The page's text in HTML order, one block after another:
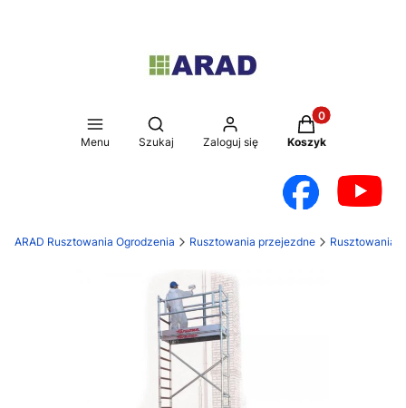
Menu
Otwórz wyszukiwarkę
Szukaj Zaloguj się
Produkty w
Koszyk
ARAD Rusztowania Ogrodzenia Rusztowania przejezdne Rusztowania